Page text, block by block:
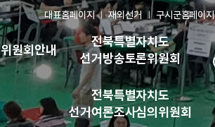
대표홈페이지 재외선거 구시군홈페이지
위원회안내
전북특별자치도
선거방송토론위원회
전북특별자치도
선거여론조사심의위원회